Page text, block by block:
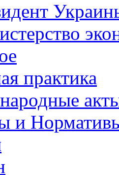
практика
и